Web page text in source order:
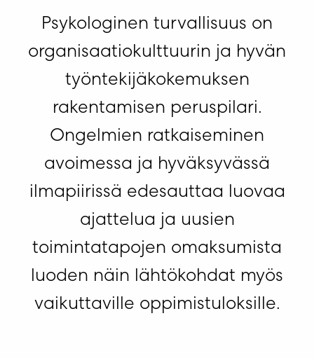
Psykologinen turvallisuus on
organisaatiokulttuurin ja hyvän
työntekijäkokemuksen
rakentamisen peruspilari.
Ongelmien ratkaiseminen
avoimessa ja hyväksyvässä
ilmapiirissä edesauttaa luovaa
ajattelua ja uusien
toimintatapojen omaksumista
luoden näin lähtökohdat myös
vaikuttaville oppimistuloksille.